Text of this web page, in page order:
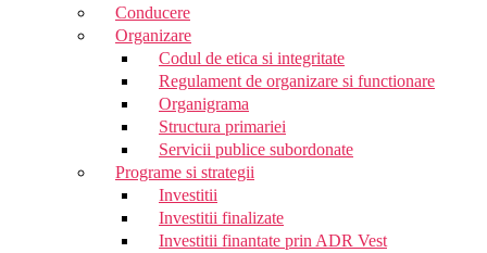
Conducere
Organizare
Codul de etica si integritate
Regulament de organizare si functionare
Organigrama
Structura primariei
Servicii publice subordonate
Programe si strategii
Investitii
Investitii finalizate
Investitii finantate prin ADR Vest